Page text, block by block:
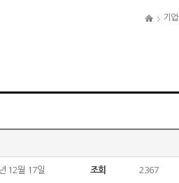
기
12월 17일 조회 2367